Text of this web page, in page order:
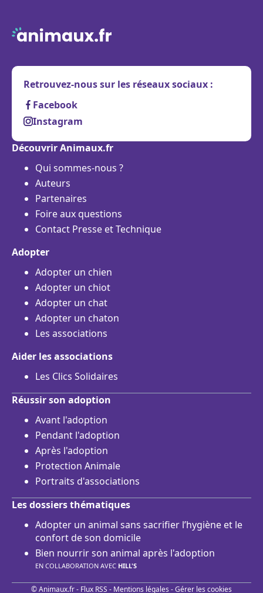
Retrouvez-nous sur les réseaux sociaux :
Facebook
Instagram
Découvrir Animaux.fr
Qui sommes-nous ?
Auteurs
Partenaires
Foire aux questions
Contact Presse et Technique
Adopter
Adopter un chien
Adopter un chiot
Adopter un chat
Adopter un chaton
Les associations
Aider les associations
Les Clics Solidaires
Réussir son adoption
Avant l'adoption
Pendant l'adoption
Après l'adoption
Protection Animale
Portraits d'associations
Les dossiers thématiques
Adopter un animal sans sacrifier l’hygiène et le
confort de son domicile
Bien nourrir son animal après l'adoption
EN COLLABORATION AVEC HILL'S
© Animaux.fr - Flux RSS - Mentions légales -Gérer les cookies